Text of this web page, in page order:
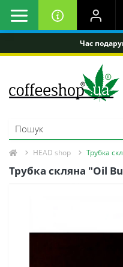
Час
HEAD shop Трубка
Трубка скляна "Oil